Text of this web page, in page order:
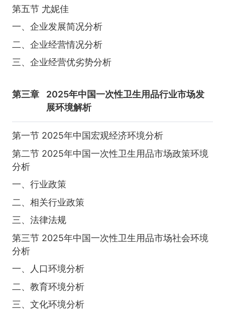
第五节 尤妮佳
一、企业发展简况分析
二、企业经营情况分析
三、企业经营优劣势分析
第三章
2025年中国一次性卫生用品行业市场发
展环境解析
第一节 2025年中国宏观经济环境分析
第二节 2025年中国一次性卫生用品市场政策环境
分析
一、行业政策
二、相关行业政策
三、法律法规
第三节 2025年中国一次性卫生用品市场社会环境
分析
一、人口环境分析
二、教育环境分析
三、文化环境分析